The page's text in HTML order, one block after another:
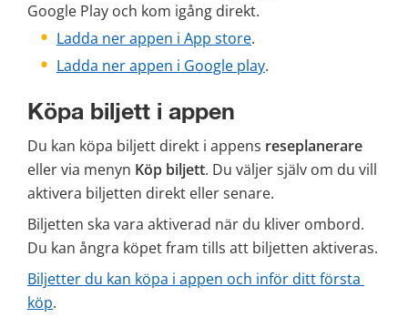
Google Play och kom igång direkt.
Ladda ner appen i App store.
Ladda ner appen i Google play.
Köpa biljett i appen
Du kan köpa biljett direkt i appens reseplanerare
eller via menyn Köp biljett. Du väljer själv om du vill
aktivera biljetten direkt eller senare.
Biljetten ska vara aktiverad när du kliver ombord.
Du kan ångra köpet fram tills att biljetten aktiveras.
Biljetter du kan köpa i appen och inför ditt första
köp.